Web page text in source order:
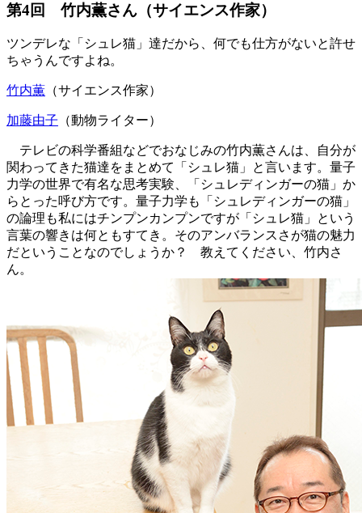
第4回 竹内薫さん（サイエンス作家）
ツンデレな「シュレ猫」達だから、何でも仕方がないと許せ
ちゃうんですよね。
竹内薫 （サイエンス作家）
加藤由子 （動物ライター）
テレビの科学番組などでおなじみの竹内薫さんは、自分が
関わってきた猫達をまとめて「シュレ猫」と言います。量子
力学の世界で有名な思考実験、「シュレディンガーの猫」か
らとった呼び方です。量子力学も「シュレディンガーの猫」
の論理も私にはチンプンカンプンですが「シュレ猫」という
言葉の響きは何ともすてき。そのアンバランスさが猫の魅力
だということなのでしょうか？ 教えてください、竹内さ
ん。